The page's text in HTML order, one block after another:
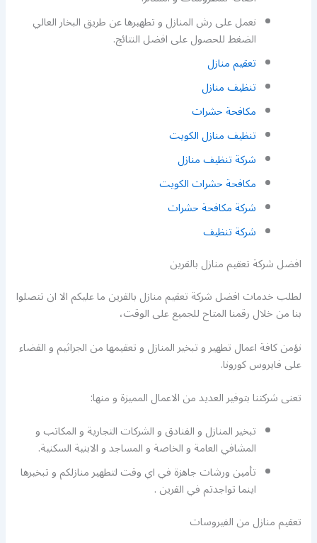
نعمل على رش المنازل و تطهيرها عن طريق البخار العالي
الضغط للحصول على افضل النتائج.
تعقيم منازل
تنظيف منازل
مكافحة حشرات
تنظيف منازل الكويت
شركة تنظيف منازل
مكافحة حشرات الكويت
شركة مكافحة حشرات
شركة تنظيف
افضل شركة تعقيم منازل بالقرين
لطلب خدمات افضل شركة تعقيم منازل بالقرين ما عليكم الا ان تتصلوا
بنا من خلال رقمنا المتاح للجميع على الوقت،
نؤمن كافة اعمال تطهير و تبخير المنازل و تعقيمها من الجراثيم و القضاء
على فايروس كورونا.
تعنى شركتنا بتوفير العديد من الاعمال المميزة و منها:
تبخير المنازل و الفنادق و الشركات التجارية و المكاتب و
المشافي العامة و الخاصة و المساجد و الابنية السكنية.
تأمين ورشات جاهزة في اي وقت لتطهير منازلكم و تبخيرها
اينما تواجدتم في القرين .
تعقيم منازل من الفيروسات